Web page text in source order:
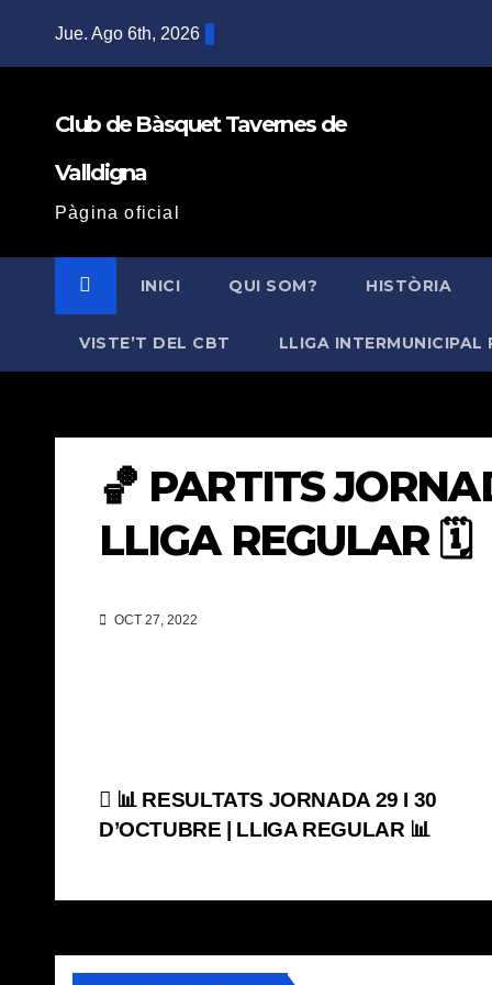
Jue. Ago 6th, 2026
Club de Bàsquet Tavernes de
Valldigna
Pàgina oficial
INICI QUI SOM? HISTÒRIA
VISTE’T DEL CBT LLIGA INTERMUNICIPAL
🏀 PARTITS
LLIGA REGULAR 🗓
OCT 27, 2022
Navegación
entradas
📊 RESULTATS JORNADA 29 I 30
D’OCTUBRE | LLIGA REGULAR 📊